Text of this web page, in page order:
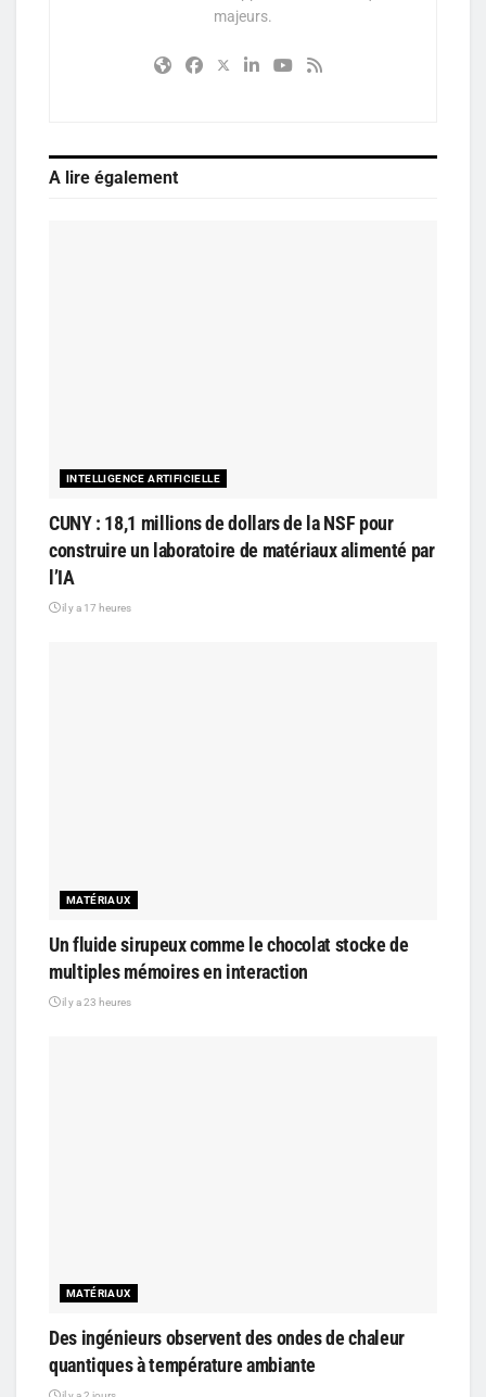
majeurs.
A lire également
INTELLIGENCE ARTIFICIELLE
CUNY : 18,1 millions de dollars de la NSF pour
construire un laboratoire de matériaux alimenté par
l’IA
il y a 17 heures
MATÉRIAUX
Un fluide sirupeux comme le chocolat stocke de
multiples mémoires en interaction
il y a 23 heures
MATÉRIAUX
Des ingénieurs observent des ondes de chaleur
quantiques à température ambiante